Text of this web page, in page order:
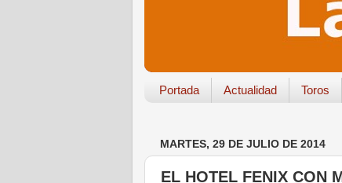
Portada Actualidad Toros
MARTES, 29 DE JULIO DE 2014
EL HOTEL FENIX CON